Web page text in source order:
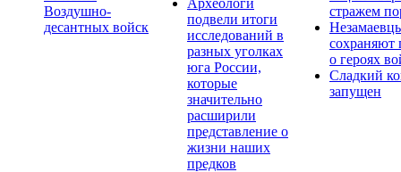
Воздушно-
десантных войск
Археологи
подвели итоги
исследований в
разных уголках
юга России,
которые
значительно
расширили
представление о
жизни наших
предков
стражем
сохраняют
о героях
Сладкий
запущен